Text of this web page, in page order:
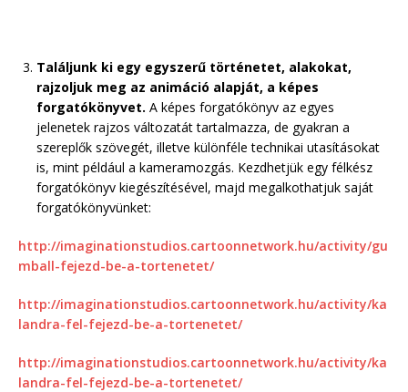
Találjunk ki egy egyszerű történetet, alakokat,
rajzoljuk meg az animáció alapját, a képes
forgatókönyvet. A képes forgatókönyv az egyes
jelenetek rajzos változatát tartalmazza, de gyakran a
szereplők szövegét, illetve különféle technikai utasításokat
is, mint például a kameramozgás. Kezdhetjük egy félkész
forgatókönyv kiegészítésével, majd megalkothatjuk saját
forgatókönyvünket:
http://imaginationstudios.cartoonnetwork.hu/activity/gu
mball-fejezd-be-a-tortenetet/
http://imaginationstudios.cartoonnetwork.hu/activity/ka
landra-fel-fejezd-be-a-tortenetet/
http://imaginationstudios.cartoonnetwork.hu/activity/ka
landra-fel-fejezd-be-a-tortenetet/